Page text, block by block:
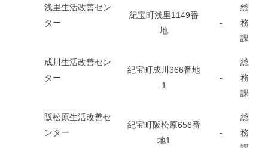
浅里生活改善セン
ター
紀宝町浅里1149番
地
-
総
務
課
成川生活改善セン
ター
紀宝町成川366番地
1
-
総
務
課
阪松原生活改善セ
ンター
紀宝町阪松原656番
地1
-
総
務